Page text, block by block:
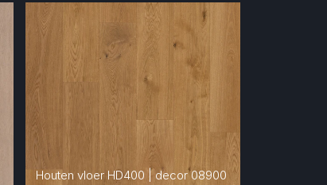
Houten vloer HD400 | decor 08900